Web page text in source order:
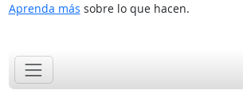
Aprenda más sobre lo que hacen.